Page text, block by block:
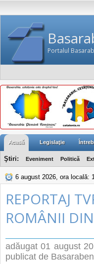
Portalul
Acasă Legislaţie
Ştiri: Eveniment Politică
6 august 2026, ora locală:
REPORTAJ
ROMÂNII
adăugat01 august
publicat de